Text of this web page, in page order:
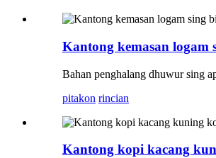
Kantong kemasan logam
Bahan penghalang dhuwur sing
pitakon rincian
Kantong kopi kacang